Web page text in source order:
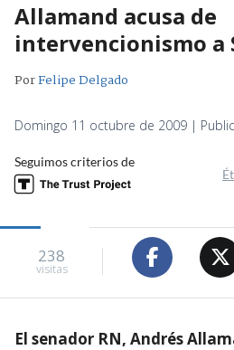
Allamand acusa de
intervencionismo a
PorFelipe Delgado
Domingo 11 octubre de 2009 |
Seguimos criterios de
238
visitas
El senador RN, Andrés